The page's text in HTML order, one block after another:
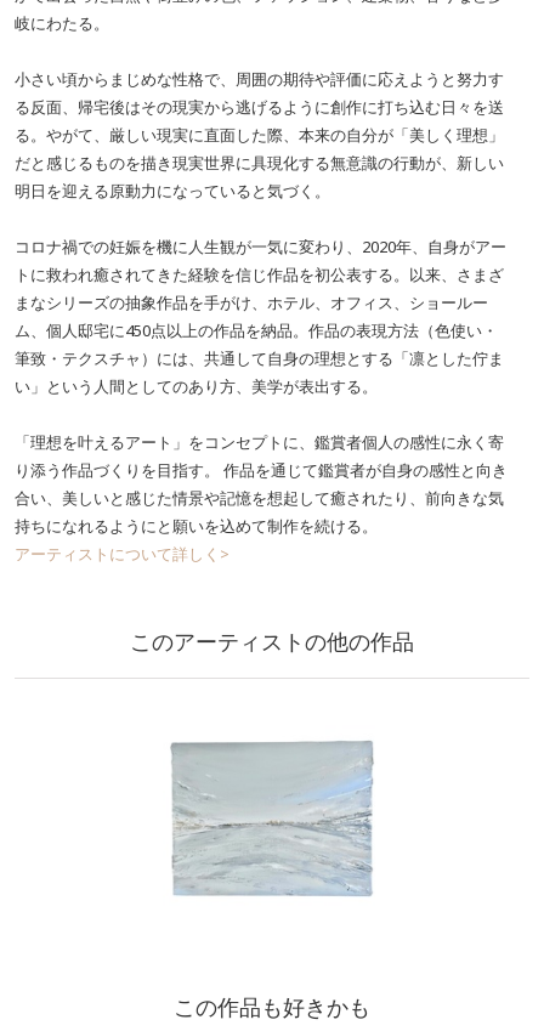
岐にわたる。
小さい頃からまじめな性格で、周囲の期待や評価に応えようと努力す
る反面、帰宅後はその現実から逃げるように創作に打ち込む日々を送
る。やがて、厳しい現実に直面した際、本来の自分が「美しく理想」
だと感じるものを描き現実世界に具現化する無意識の行動が、新しい
明日を迎える原動力になっていると気づく。
コロナ禍での妊娠を機に人生観が一気に変わり、2020年、自身がアー
トに救われ癒されてきた経験を信じ作品を初公表する。以来、さまざ
まなシリーズの抽象作品を手がけ、ホテル、オフィス、ショールー
ム、個人邸宅に450点以上の作品を納品。作品の表現方法（色使い・
筆致・テクスチャ）には、共通して自身の理想とする「凛とした佇ま
い」という人間としてのあり方、美学が表出する。
「理想を叶えるアート」をコンセプトに、鑑賞者個人の感性に永く寄
り添う作品づくりを目指す。 作品を通じて鑑賞者が自身の感性と向き
合い、美しいと感じた情景や記憶を想起して癒されたり、前向きな気
持ちになれるようにと願いを込めて制作を続ける。
アーティストについて詳しく>
このアーティストの他の作品
この作品も好きかも